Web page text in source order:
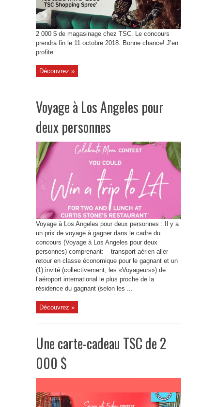
2 000 $ de magasinage chez TSC. Le concours
prendra fin le 11 octobre 2018. Bonne chance! J’en
profite
Découvrez »
Voyage à Los Angeles pour
deux personnes
Voyage à Los Angeles pour deux personnes : Il y a
un prix de voyage à gagner dans le cadre du
concours (Voyage à Los Angeles pour deux
personnes) comprenant: – transport aérien aller-
retour en classe économique pour le gagnant et un
(1) invité (collectivement, les «Voyageurs») de
l’aéroport international le plus proche de la
résidence du gagnant (selon les ...
Découvrez »
Une carte-cadeau TSC de 2
000 $